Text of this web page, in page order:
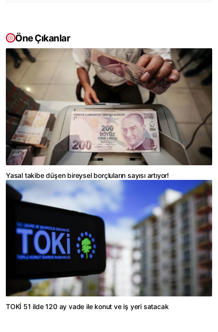
Öne Çıkanlar
Yasal takibe düşen bireysel borçluların sayısı artıyor!
TOKİ 51 ilde 120 ay vade ile konut ve iş yeri satacak